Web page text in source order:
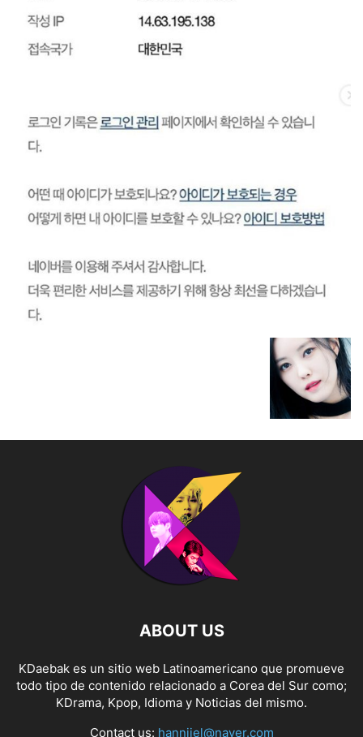
ABOUT US
KDaebak es un sitio web Latinoamericano que promueve
todo tipo de contenido relacionado a Corea del Sur como;
KDrama, Kpop, Idioma y Noticias del mismo.
Contact us: hanniiel@naver.com